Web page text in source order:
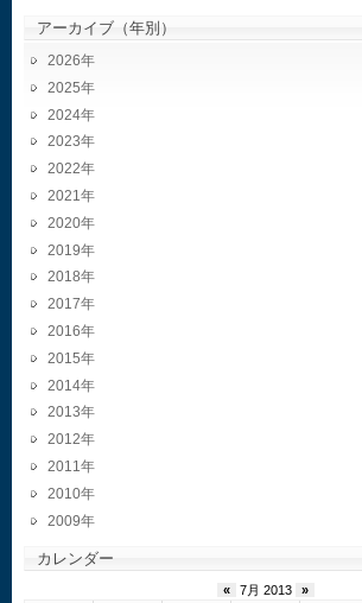
アーカイブ（年別）
2026
2025
2024
2023
2022
2021
2020
2019
2018
2017
2016
2015
2014
2013
2012
2011
2010
2009
カレンダー
« 7月 2013
»